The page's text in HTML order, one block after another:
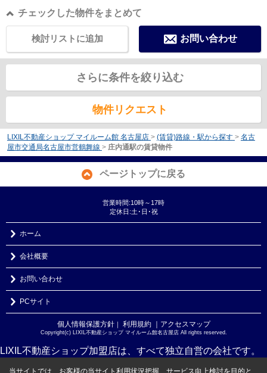
チェックした物件をまとめて
お問い合わせ
検討リストに追加
さらに条件を絞り込む
物件リクエスト
LIXIL不動産ショップ マイルーム館 名古屋店 > (賃貸)路線・駅から探す > 名古
屋市交通局名古屋市営鶴舞線 > 庄内通駅の賃貸物件
ページトップに戻る
営業時間:10時～17時
定休日:土･日･祝
ホーム
会社概要
お問い合わせ
PCサイト
個人情報保護方針｜ 利用規約 ｜アクセスマップ
Copyright(c) LIXIL不動産ショップ マイルーム館名古屋店 All rights reserved.
LIXIL不動産ショップ加盟店は、すべて独立自営の会社です。
当サイトでは、お客様の当サイト利用状況把握、サービス向上検討を目的と